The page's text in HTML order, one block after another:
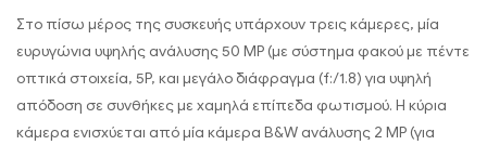
Στο πίσω μέρος της συσκευής υπάρχουν τρεις κάμερες, μία
ευρυγώνια υψηλής ανάλυσης 50 MP (με σύστημα φακού με πέντε
οπτικά στοιχεία, 5P, και μεγάλο διάφραγμα (f:/1.8) για υψηλή
απόδοση σε συνθήκες με χαμηλά επίπεδα φωτισμού. Η κύρια
κάμερα ενισχύεται από μία κάμερα B&W ανάλυσης 2 MP (για